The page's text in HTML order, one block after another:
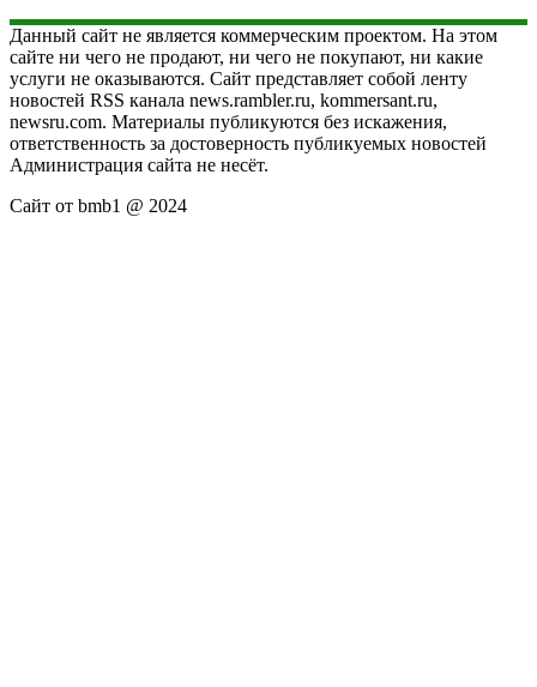
Данный сайт не является коммерческим проектом. На этом
сайте ни чего не продают, ни чего не покупают, ни какие
услуги не оказываются. Сайт представляет собой ленту
новостей RSS канала news.rambler.ru, kommersant.ru,
newsru.com. Материалы публикуются без искажения,
ответственность за достоверность публикуемых новостей
Администрация сайта не несёт.
Сайт от bmb1 @ 2024